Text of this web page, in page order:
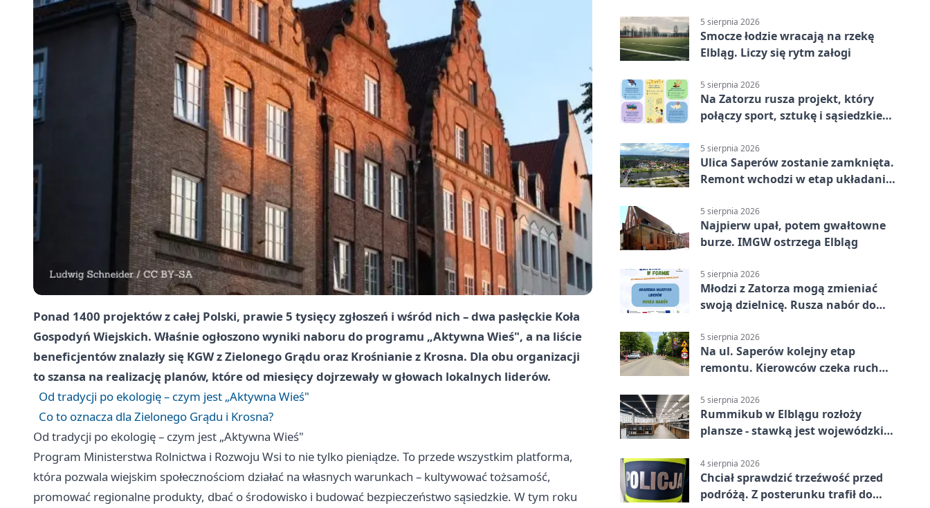
Ponad 1400 projektów z całej Polski, prawie 5 tysięcy zgłoszeń i wśród nich – dwa pasłęckie Koła
Gospodyń Wiejskich. Właśnie ogłoszono wyniki naboru do programu „Aktywna Wieś", a na liście
beneficjentów znalazły się KGW z Zielonego Grądu oraz Krośnianie z Krosna. Dla obu organizacji
to szansa na realizację planów, które od miesięcy dojrzewały w głowach lokalnych liderów.
Od tradycji po ekologię – czym jest „Aktywna Wieś"
Co to oznacza dla Zielonego Grądu i Krosna?
Od tradycji po ekologię – czym jest „Aktywna Wieś"
Program Ministerstwa Rolnictwa i Rozwoju Wsi to nie tylko pieniądze. To przede wszystkim platforma,
która pozwala wiejskim społecznościom działać na własnych warunkach – kultywować tożsamość,
promować regionalne produkty, dbać o środowisko i budować bezpieczeństwo sąsiedzkie. W tym roku
5 sierpnia 2026
Smocze łodzie wracają na rzekę
Elbląg. Liczy się rytm załogi
5 sierpnia 2026
Na Zatorzu rusza projekt, który
połączy sport, sztukę i sąsiedzkie
5 sierpnia 2026
Ulica Saperów zostanie zamknięta.
Remont wchodzi w etap układania
5 sierpnia 2026
Najpierw upał, potem gwałtowne
burze. IMGW ostrzega Elbląg
5 sierpnia 2026
Młodzi z Zatorza mogą zmieniać
swoją dzielnicę. Rusza nabór do
5 sierpnia 2026
Na ul. Saperów kolejny etap
remontu. Kierowców czeka ruch
5 sierpnia 2026
Rummikub w Elblągu rozłoży
plansze - stawką jest wojewódzki
4 sierpnia 2026
Chciał sprawdzić trzeźwość przed
podróżą. Z posterunku trafił do